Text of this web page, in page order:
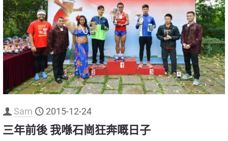
Sam 2015-12-24
三年前後 我喺石崗狂奔嘅日子